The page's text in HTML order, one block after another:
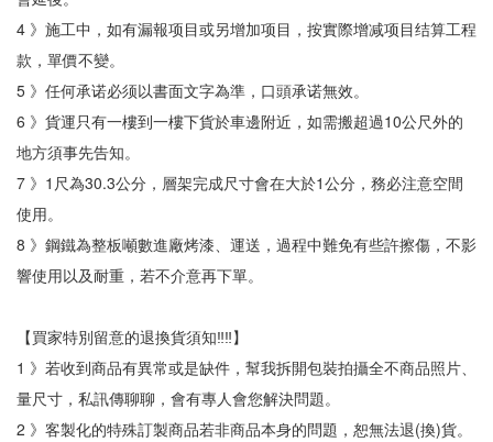
4 》施工中，如有漏報项目或另增加项目，按實際增减项目结算工程
款，單價不變。
5 》任何承诺必须以書面文字為準，口頭承诺無效。
6 》貨運只有一樓到一樓下貨於車邊附近，如需搬超過10公尺外的
地方須事先告知。
7 》1尺為30.3公分，層架完成尺寸會在大於1公分，務必注意空間
使用。
8 》鋼鐵為整板噸數進廠烤漆、運送，過程中難免有些許擦傷，不影
響使用以及耐重，若不介意再下單。
【買家特別留意的退換貨須知‼‼】
1 》若收到商品有異常或是缺件，幫我拆開包裝拍攝全不商品照片、
量尺寸，私訊傳聊聊，會有專人會您解決問題。
2 》客製化的特殊訂製商品若非商品本身的問題，恕無法退(換)貨。